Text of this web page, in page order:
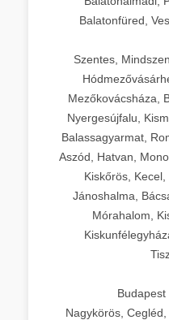
Balatonfüred,
Szentes,
Mezőkovácsháza,
Nyergesújfalu,
Balassagyarmat,
Aszód, Hatvan,
Kiskőrös, Kecel,
Jánoshalma,
Mórahalom,
Nagykörös,